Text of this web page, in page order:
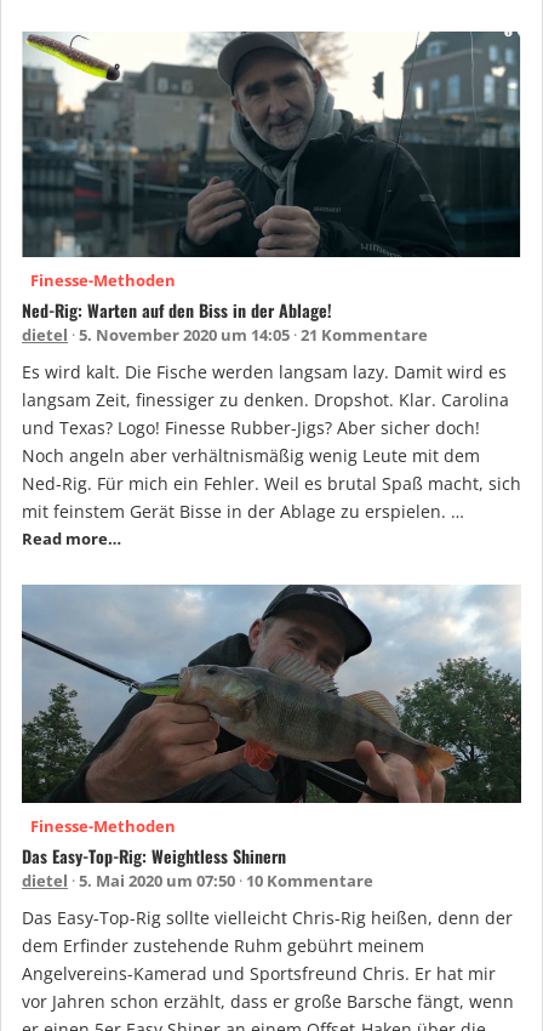
Finesse-Methoden
Ned-Rig: Warten auf den Biss in der Ablage!
dietel 5. November 2020 um 14:05 21 Kommentare
Es wird kalt. Die Fische werden langsam lazy. Damit wird es
langsam Zeit, finessiger zu denken. Dropshot. Klar. Carolina
und Texas? Logo! Finesse Rubber-Jigs? Aber sicher doch!
Noch angeln aber verhältnismäßig wenig Leute mit dem
Ned-Rig. Für mich ein Fehler. Weil es brutal Spaß macht, sich
mit feinstem Gerät Bisse in der Ablage zu erspielen. …
Read more…
Finesse-Methoden
Das Easy-Top-Rig: Weightless Shinern
dietel 5. Mai 2020 um 07:50 10 Kommentare
Das Easy-Top-Rig sollte vielleicht Chris-Rig heißen, denn der
dem Erfinder zustehende Ruhm gebührt meinem
Angelvereins-Kamerad und Sportsfreund Chris. Er hat mir
vor Jahren schon erzählt, dass er große Barsche fängt, wenn